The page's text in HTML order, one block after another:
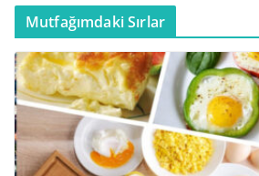
Mutfağımdaki Sırlar